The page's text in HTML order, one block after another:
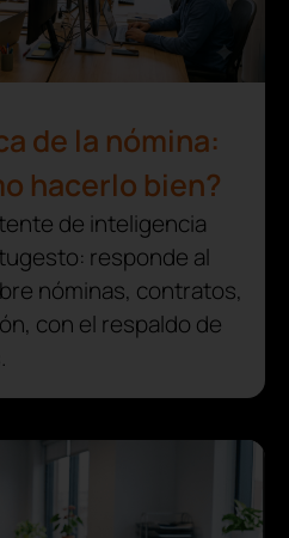
de la nómina:
hacerlo bien?
de inteligencia
responde al
nóminas, contratos,
con el respaldo de